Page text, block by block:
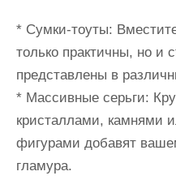
* Сумки-тоуты:
только практичны, но и
представлены в
* Массивные серьги:
кристаллами, камнями
фигурами добавят
гламура.